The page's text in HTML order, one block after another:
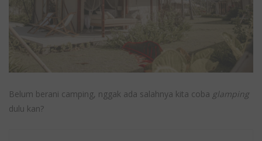
Belum berani camping, nggak ada salahnya kita coba glamping
dulu kan?